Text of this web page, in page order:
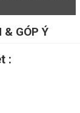
& GÓP Ý
: